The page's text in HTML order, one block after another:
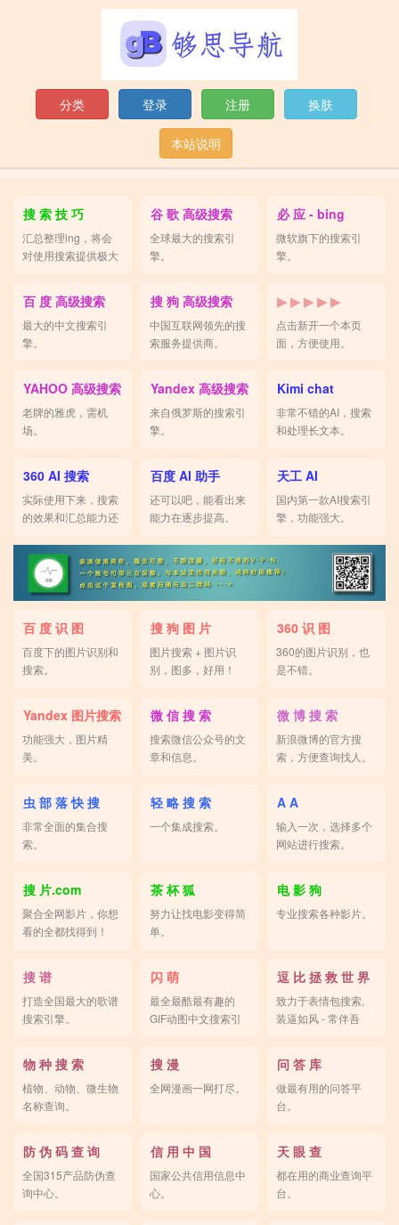
分类 登录 注册 换肤
本站说明
搜 索 技 巧
汇总整理ing，将会
对使用搜索提供极大
谷 歌 高级搜索
全球最大的搜索引
擎。
必 应 - bing
微软旗下的搜索引
擎。
百 度 高级搜索
最大的中文搜索引
擎。
搜 狗 高级搜索
中国互联网领先的搜
索服务提供商。
▶ ▶ ▶ ▶ ▶
点击新开一个本页
面，方便使用。
YAHOO 高级搜索
老牌的雅虎，需机
场。
Yandex 高级搜索
来自俄罗斯的搜索引
擎。
Kimi chat
非常不错的AI，搜索
和处理长文本。
360 AI 搜索
实际使用下来，搜索
的效果和汇总能力还
百度 AI 助手
还可以吧，能看出来
能力在逐步提高。
天工 AI
国内第一款AI搜索引
擎，功能强大。
百 度 识 图
百度下的图片识别和
搜索。
搜 狗 图 片
图片搜索 + 图片识
别，图多，好用！
360 识 图
360的图片识别，也
是不错。
Yandex 图片搜索
功能强大，图片精
美。
微 信 搜 索
搜索微信公众号的文
章和信息。
微 博 搜 索
新浪微博的官方搜
索，方便查询找人。
虫 部 落 快 搜
非常全面的集合搜
索。
轻 略 搜 索
一个集成搜索。
A A
输入一次，选择多个
网站进行搜索。
搜 片.com
聚合全网影片，你想
看的全都找得到！
茶 杯 狐
努力让找电影变得简
单。
电 影 狗
专业搜索各种影片。
搜 谱
打造全国最大的歌谱
搜索引擎。
闪 萌
最全最酷最有趣的
GIF动图中文搜索引
逗 比 拯 救 世 界
致力于表情包搜索,
装逼如风 - 常伴吾
物 种 搜 索
植物、动物、微生物
名称查询。
搜 漫
全网漫画一网打尽。
问 答 库
做最有用的问答平
台。
防 伪 码 查 询
全国315产品防伪查
询中心。
信 用 中 国
国家公共信用信息中
心。
天 眼 查
都在用的商业查询平
台。